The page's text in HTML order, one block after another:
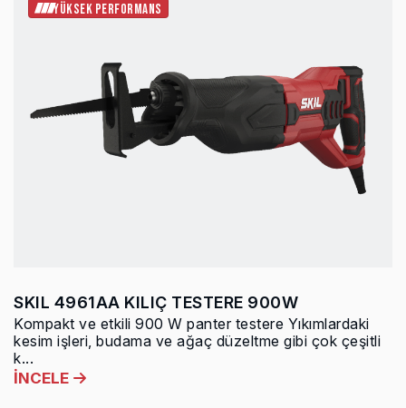
YÜKSEK PERFORMANS
SKIL 4961AA KILIÇ TESTERE 900W
Kompakt ve etkili 900 W panter testere Yıkımlardaki
kesim işleri, budama ve ağaç düzeltme gibi çok çeşitli
k...
İNCELE